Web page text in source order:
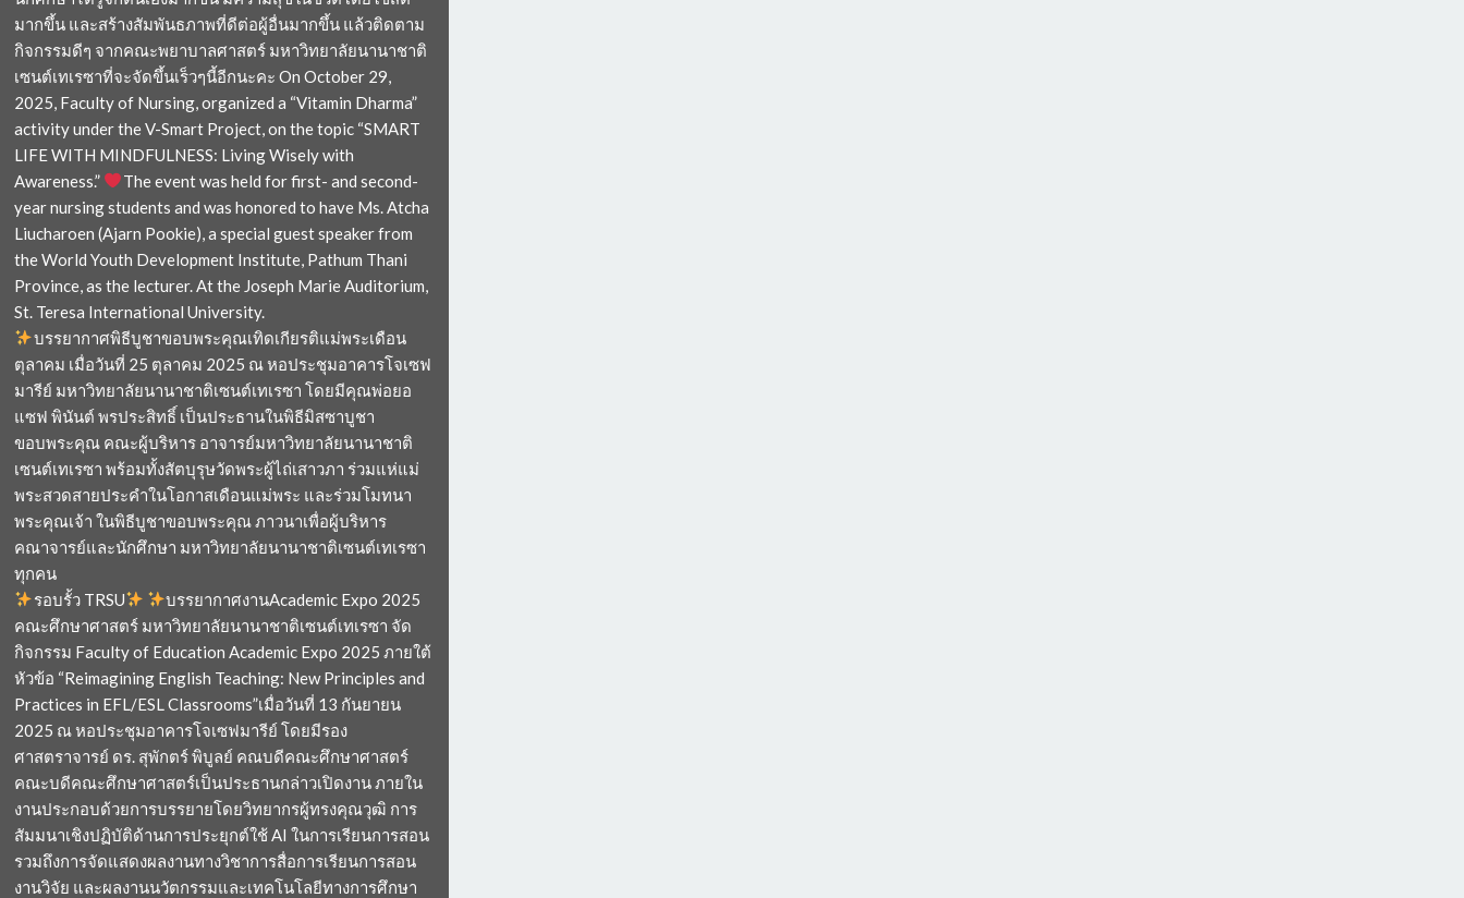
มากขึ้น และสร้างสัมพันธภาพที่ดีต่อผู้อื่นมากขึ้น แล้วติดตาม
กิจกรรมดีๆ จากคณะพยาบาลศาสตร์ มหาวิทยาลัยนานาชาติ
เซนต์เทเรซาที่จะจัดขึ้นเร็วๆนี้อีกนะคะ On October 29,
2025, Faculty of Nursing, organized a “Vitamin Dharma”
activity under the V-Smart Project, on the topic “SMART
LIFE WITH MINDFULNESS: Living Wisely with
Awareness.”
The event was held for first- and second-
year nursing students and was honored to have Ms. Atcha
Liucharoen (Ajarn Pookie), a special guest speaker from
the World Youth Development Institute, Pathum Thani
Province, as the lecturer. At the Joseph Marie Auditorium,
St. Teresa International University.
บรรยากาศพิธีบูชาขอบพระคุณเทิดเกียรติแม่พระเดือน
ตุลาคม เมื่อวันที่ 25 ตุลาคม 2025 ณ หอประชุมอาคารโจเซฟ
มารีย์ มหาวิทยาลัยนานาชาติเซนต์เทเรซา โดยมีคุณพ่อยอ
แซฟ พินันต์ พรประสิทธิ์ เป็นประธานในพิธีมิสซาบูชา
ขอบพระคุณ คณะผู้บริหาร อาจารย์มหาวิทยาลัยนานาชาติ
เซนต์เทเรซา พร้อมทั้งสัตบุรุษวัดพระผู้ไถ่เสาวภา ร่วมแห่แม่
พระสวดสายประคำในโอกาสเดือนแม่พระ และร่วมโมทนา
พระคุณเจ้า ในพิธีบูชาขอบพระคุณ ภาวนาเพื่อผู้บริหาร
คณาจารย์และนักศึกษา มหาวิทยาลัยนานาชาติเซนต์เทเรซา
ทุกคน
รอบรั้ว TRSU
บรรยากาศงานAcademic Expo 2025
คณะศึกษาศาสตร์ มหาวิทยาลัยนานาชาติเซนต์เทเรซา จัด
กิจกรรม Faculty of Education Academic Expo 2025 ภายใต้
หัวข้อ “Reimagining English Teaching: New Principles and
Practices in EFL/ESL Classrooms”เมื่อวันที่ 13 กันยายน
2025 ณ หอประชุมอาคารโจเซฟมารีย์ โดยมีรอง
ศาสตราจารย์ ดร. สุพักตร์ พิบูลย์ คณบดีคณะศึกษาศาสตร์
คณะบดีคณะศึกษาศาสตร์เป็นประธานกล่าวเปิดงาน ภายใน
งานประกอบด้วยการบรรยายโดยวิทยากรผู้ทรงคุณวุฒิ การ
สัมมนาเชิงปฏิบัติด้านการประยุกต์ใช้ AI ในการเรียนการสอน
รวมถึงการจัดแสดงผลงานทางวิชาการสื่อการเรียนการสอน
งานวิจัย และผลงานนวัตกรรมและเทคโนโลยีทางการศึกษา